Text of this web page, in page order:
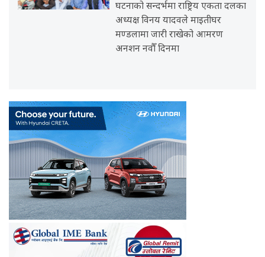
घटनाको सन्दर्भमा राष्ट्रिय एकता दलका
अध्यक्ष विनय यादवले माइतीघर
मण्डलामा जारी राखेको आमरण
अनशन नवौँ दिनमा